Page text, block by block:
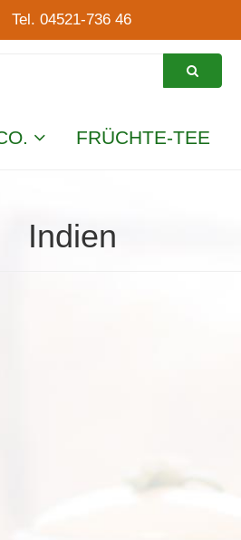
Tel. 04521-736 46
FRÜCHTE-TEE
Indien